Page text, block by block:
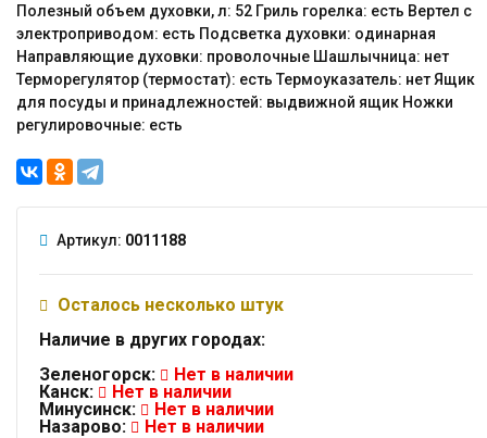
Полезный объем духовки, л: 52 Гриль горелка: есть Вертел с
электроприводом: есть Подсветка духовки: одинарная
Направляющие духовки: проволочные Шашлычница: нет
Терморегулятор (термостат): есть Термоуказатель: нет Ящик
для посуды и принадлежностей: выдвижной ящик Ножки
регулировочные: есть
Артикул: 0011188
Осталось несколько штук
Наличие в других городах:
Зеленогорск:
Нет в наличии
Канск:
Нет в наличии
Минусинск:
Нет в наличии
Назарово:
Нет в наличии